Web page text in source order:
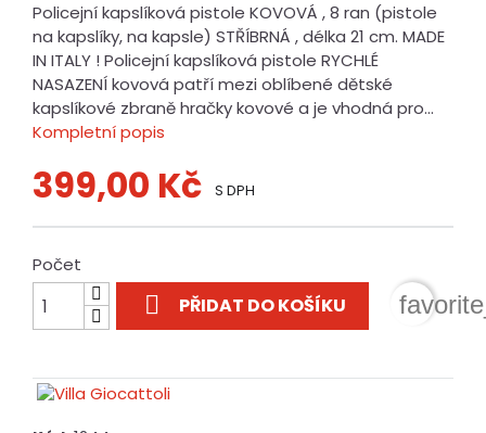
Policejní kapslíková pistole KOVOVÁ , 8 ran (pistole
na kapslíky, na kapsle) STŘÍBRNÁ , délka 21 cm. MADE
IN ITALY ! Policejní kapslíková pistole RYCHLÉ
NASAZENÍ kovová patří mezi oblíbené dětské
kapslíkové zbraně hračky kovové a je vhodná pro...
Kompletní popis
399,00 Kč S DPH
Počet
 PŘIDAT DO KOŠÍKU